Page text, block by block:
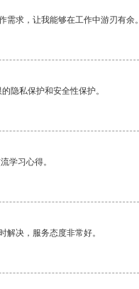
求，让我能够在工作中游刃有余。
隐私保护和安全性保护。
学习心得。
决，服务态度非常好。